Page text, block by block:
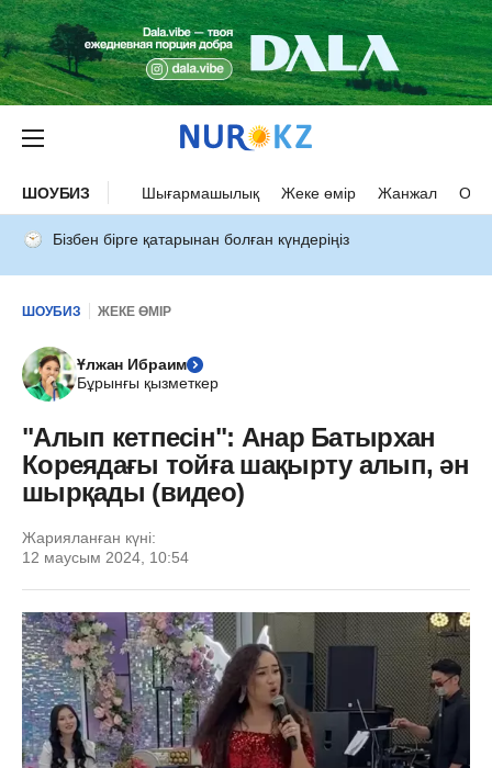
ШОУБИЗ Шығармашылық Жеке өмір Жанжал
Бізбен бірге қатарынан болған күндеріңіз
ШОУБИЗ ЖЕКЕ ӨМІР
Ұлжан Ибраим
Бұрынғы қызметкер
"Алып кетпесін": Анар Батырхан
Кореядағы тойға шақырту алып, ән
шырқады (видео)
Жарияланған күні:
12 маусым 2024, 10:54